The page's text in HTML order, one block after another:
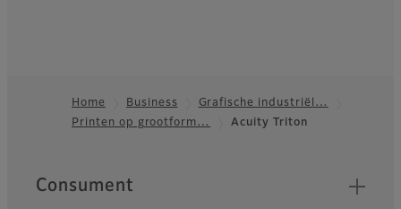
Footer
Home Business
Grafische industriël…
Printen op grootform…
Acuity Triton
Quick Links
Consument